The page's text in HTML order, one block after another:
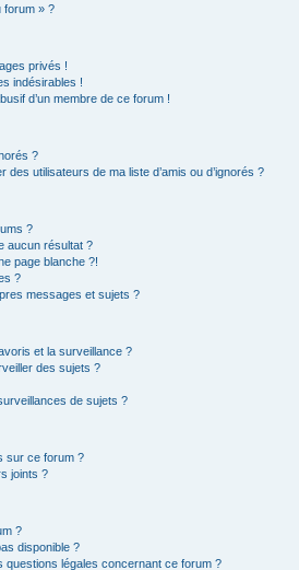
forum » ?
privés !
indésirables !
d’un membre de ce forum !
?
utilisateurs de ma liste d’amis ou d’ignorés ?
?
aucun résultat ?
page blanche ?!
?
messages et sujets ?
et la surveillance ?
des sujets ?
de sujets ?
sur ce forum ?
joints ?
?
disponible ?
questions légales concernant ce forum ?